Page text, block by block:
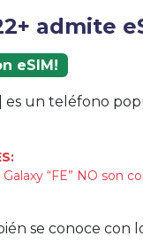
admite
eSIM!
es un teléfono
“FE” NO son
se conoce con